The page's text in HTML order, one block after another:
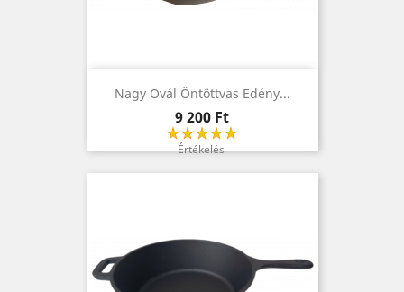
Nagy Ovál Öntöttvas Edény...
Ár
9 200 Ft
Értékelés